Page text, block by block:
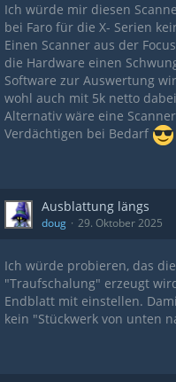
Ich würde mir diesen
bei Faro für die X- Serien
Einen Scanner aus der
die Hardware einen
Software zur Auswertung
wohl auch mit 5k netto
Alternativ wäre eine
Verdächtigen bei Bedarf
Ausblattung längs
doug 29. Oktober 2025
Ich würde probieren, das
"Traufschalung" erzeugt
Endblatt mit einstellen.
kein "Stückwerk von unten